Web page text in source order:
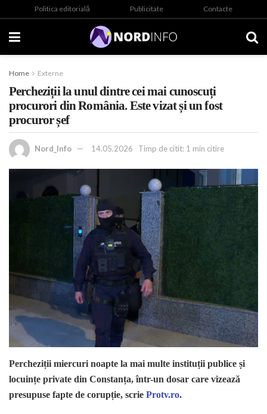
Politica editorială Publicitate Contacte
Home Externe
Percheziții la unul dintre cei mai cunoscuți
procurori din România. Este vizat și un fost
procuror șef
Nord_Info 14.05.2026 Timp de citit: 1 min citire
Percheziții miercuri noapte la mai multe instituții publice și
locuințe private din Constanța, într-un dosar care vizează
presupuse fapte de corupție, scrie Protv.ro.